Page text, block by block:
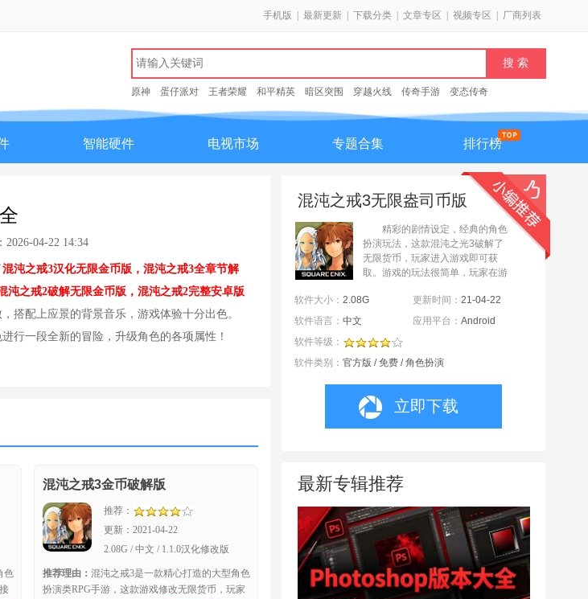
手机版 最新更新 下载分类 文章专区 视频专区 厂商列表
原神 蛋仔派对 王者荣耀 和平精英 暗区突围 穿越火线 传奇手游 变态传奇
智能硬件 电视市场 专题合集 排行榜
2026-04-22 14:34
混沌之戒3汉化无限金币版，混沌之戒3全章节解
沌之戒2破解无限金币版，混沌之戒2完整安卓版
搭配上应景的背景音乐，游戏体验十分出色。
行一段全新的冒险，升级角色的各项属性！
色
混沌之戒3金币破解版
推荐：
更新： 2021-04-22
2.08G / 中文 / 1.1.0汉化修改版
推荐理由： 混沌之戒3是一款精心打造的大型角色
扮演类RPG手游，这款游戏修改无限货币，玩家
混沌之戒3无限盎司币版
1.1.0中文破解版
精彩的剧情设定，经典的角色
扮演玩法，这款混沌之光3破解了
无限货币，玩家进入游戏即可获
取。游戏的玩法很简单，玩家在游
跟随主线剧情体验一段刺激有趣的
故事。这里还有很多强大的技...
软件大小： 2.08G 更新时间： 21-04-22
软件语言： 中文 应用平台： Android
软件等级：
软件类别： 官方版 / 免费 / 角色扮演
立即下载
最新专辑推荐